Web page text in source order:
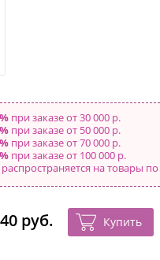
при заказе от 30 000 р.
при заказе от 50 000 р.
при заказе от 70 000 р.
при заказе от 100 000 р.
на товары
руб. Купить